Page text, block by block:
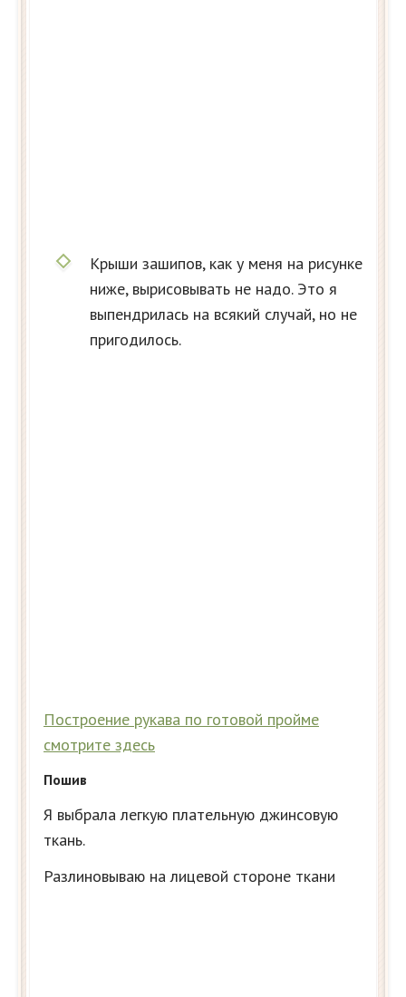
Крыши зашипов, как у меня на рисунке
ниже, вырисовывать не надо. Это я
выпендрилась на всякий случай, но не
пригодилось.
Построение рукава по готовой пройме
смотрите здесь
Пошив
Я выбрала легкую плательную джинсовую
ткань.
Разлиновываю на лицевой стороне ткани